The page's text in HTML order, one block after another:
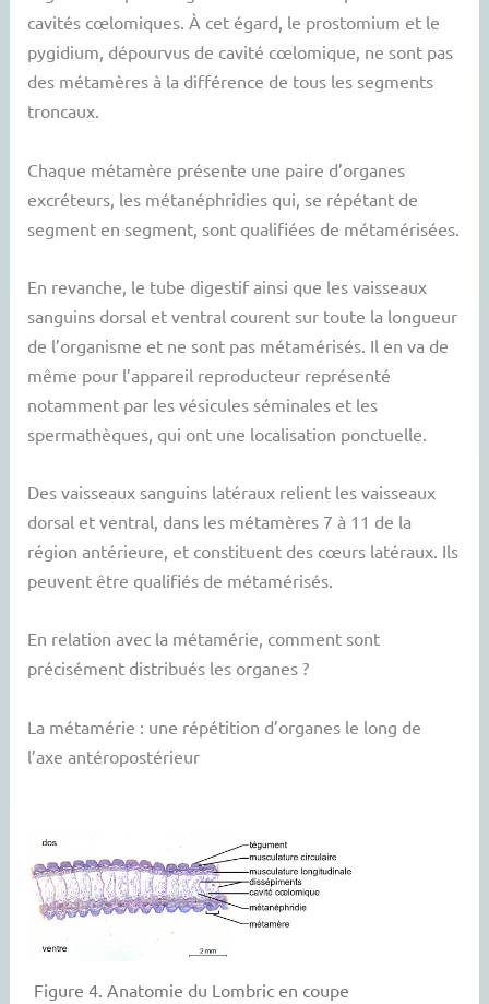
cavités cœlomiques. À cet égard, le prostomium et le
pygidium, dépourvus de cavité cœlomique, ne sont pas
des métamères à la différence de tous les segments
troncaux.
Chaque métamère présente une paire d’organes
excréteurs, les métanéphridies qui, se répétant de
segment en segment, sont qualifiées de métamérisées.
En revanche, le tube digestif ainsi que les vaisseaux
sanguins dorsal et ventral courent sur toute la longueur
de l’organisme et ne sont pas métamérisés. Il en va de
même pour l’appareil reproducteur représenté
notamment par les vésicules séminales et les
spermathèques, qui ont une localisation ponctuelle.
Des vaisseaux sanguins latéraux relient les vaisseaux
dorsal et ventral, dans les métamères 7 à 11 de la
région antérieure, et constituent des cœurs latéraux. Ils
peuvent être qualifiés de métamérisés.
En relation avec la métamérie, comment sont
précisément distribués les organes ?
La métamérie : une répétition d’organes le long de
l’axe antéropostérieur
Figure 4. Anatomie du Lombric en coupe